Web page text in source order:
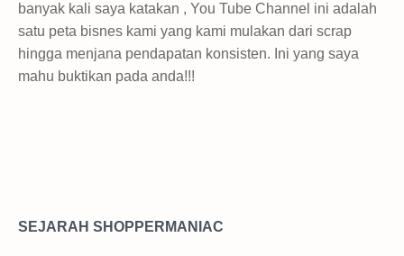
banyak kali saya katakan , You Tube Channel ini adalah
satu peta bisnes kami yang kami mulakan dari scrap
hingga menjana pendapatan konsisten. Ini yang saya
mahu buktikan pada anda!!!
SEJARAH SHOPPERMANIAC